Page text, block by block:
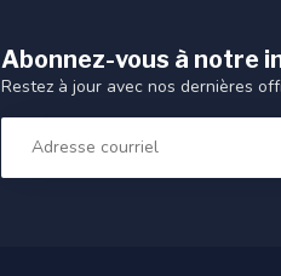
Abonnez-vous à notre
Restez à jour avec nos dernières